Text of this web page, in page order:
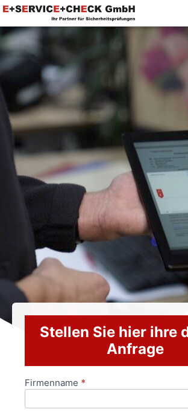
Stellen Sie hier ihre
Anfrage
Anfrageformular
Firmenname *